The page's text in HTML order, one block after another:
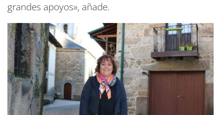
grandes apoyos», añade.